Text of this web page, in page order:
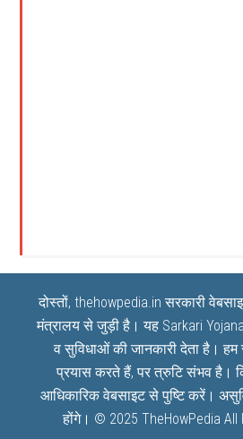
दोस्तों, thehowpedia.in सरकारी
मंत्रालय से जुड़ी है। यह Sarkari Yojana
व सुविधाओं की जानकारी देता है। हम
प्रयास करते हैं, पर त्रुटि संभव है।
आधिकारिक वेबसाइट से पुष्टि करें।
होंगे। © 2025 TheHowPedia All